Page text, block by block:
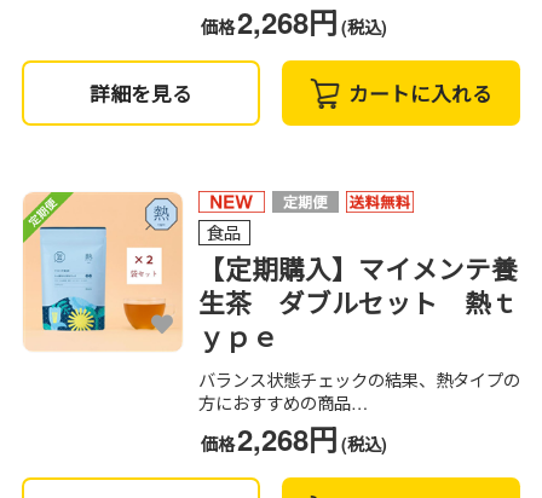
価格2,268円 (税込)
詳細を見る カートに入れる
食品
【定期購入】マイメンテ養
生茶 ダブルセット 熱ｔ
ｙｐｅ
バランス状態チェックの結果、熱タイプの
方におすすめの商品…
価格2,268円 (税込)